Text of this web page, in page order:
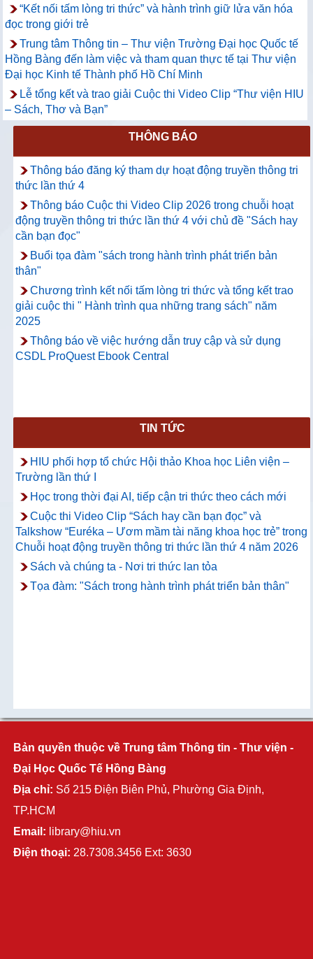
“Kết nối tấm lòng tri thức” và hành trình giữ lửa văn hóa
đọc trong giới trẻ
Trung tâm Thông tin – Thư viện Trường Đại học Quốc tế
Hồng Bàng đến làm việc và tham quan thực tế tại Thư viện
Đại học Kinh tế Thành phố Hồ Chí Minh
Lễ tổng kết và trao giải Cuộc thi Video Clip “Thư viện HIU
– Sách, Thơ và Bạn”
THÔNG BÁO
Thông báo đăng ký tham dự hoạt động truyền thông tri
thức lần thứ 4
Thông báo Cuộc thi Video Clip 2026 trong chuỗi hoạt
động truyền thông tri thức lần thứ 4 với chủ đề "Sách hay
cần bạn đọc"
Buổi tọa đàm "sách trong hành trình phát triển bản
thân"
Chương trình kết nối tấm lòng tri thức và tổng kết trao
giải cuộc thi " Hành trình qua những trang sách" năm
2025
Thông báo về việc hướng dẫn truy cập và sử dụng
CSDL ProQuest Ebook Central
TIN TỨC
HIU phối hợp tổ chức Hội thảo Khoa học Liên viện –
Trường lần thứ I
Học trong thời đại AI, tiếp cận tri thức theo cách mới
Cuộc thi Video Clip “Sách hay cần bạn đọc” và
Talkshow “Euréka – Ươm mầm tài năng khoa học trẻ” trong
Chuỗi hoạt động truyền thông tri thức lần thứ 4 năm 2026
Sách và chúng ta - Nơi tri thức lan tỏa
Tọa đàm: "Sách trong hành trình phát triển bản thân"
Bản quyền thuộc về Trung tâm Thông tin - Thư viện -
Đại Học Quốc Tế Hồng Bàng
Địa chỉ: Số 215 Điện Biên Phủ, Phường Gia Định,
TP.HCM
Email: library@hiu.vn
Điện thoại: 28.7308.3456 Ext: 3630